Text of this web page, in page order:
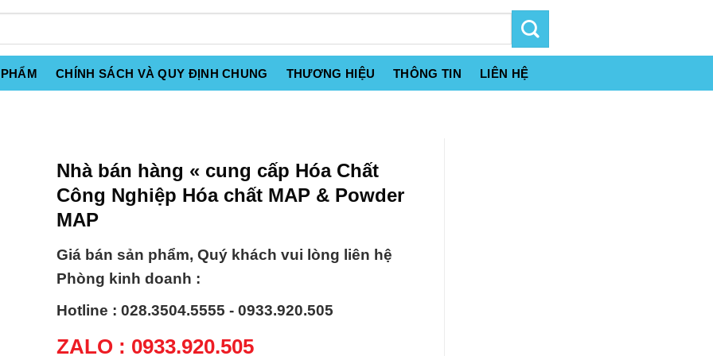
CHÍNH SÁCH VÀ QUY ĐỊNH CHUNG THƯƠNG HIỆU THÔNG TIN LIÊN HỆ
Nhà bán hàng « cung cấp Hóa Chất
Công Nghiệp Hóa chất MAP & Powder
MAP
Giá bán sản phẩm, Quý khách vui lòng liên hệ
Phòng kinh doanh :
Hotline : 028.3504.5555 - 0933.920.505
ZALO : 0933.920.505